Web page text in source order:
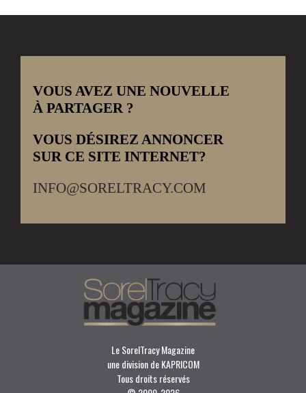
VOUS AVEZ UNE NOUVELLE
À PARTAGER ?
VOUS DÉSIREZ ANNONCER
SUR CE SITE INTERNET?
INFO@SORELTRACY.COM
Le SorelTracy Magazine
une division de KAPRICOM
Tous droits réservés